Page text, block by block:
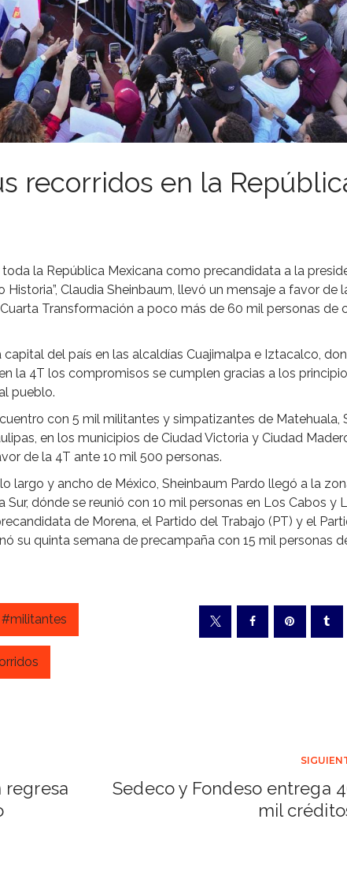
recorridos en la
toda la República Mexicana como precandidata a la
Claudia Sheinbaum, llevó un mensaje a favor de
Transformación a poco más de 60 mil personas de
del país en las alcaldías Cuajimalpa e Iztacalco,
la 4T los compromisos se cumplen gracias a los
pueblo.
con 5 mil militantes y simpatizantes de Matehuala,
en los municipios de Ciudad Victoria y Ciudad
de la 4T ante 10 mil 500 personas.
largo y ancho de México, Sheinbaum Pardo llegó a la
Sur, dónde se reunió con 10 mil personas en Los Cabos y
de Morena, el Partido del Trabajo (PT) y el
su quinta semana de precampaña con 15 mil personas
#militantes
regresa
Sedeco y Fondeso entrega
mil